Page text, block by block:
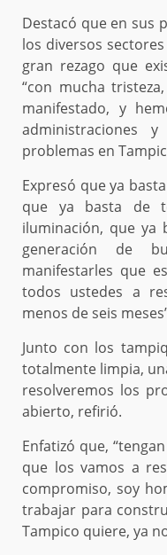
Destacó que en sus
los diversos
gran rezago que
“con mucha
manifestado, y
administraciones
problemas en
Expresó que ya
que ya basta de
iluminación, que ya
generación de
manifestarles que
todos ustedes a
menos de seis
Junto con los
totalmente limpia,
resolveremos los
abierto, refirió.
Enfatizó que,
que los vamos a
compromiso, soy
trabajar para
Tampico quiere, ya